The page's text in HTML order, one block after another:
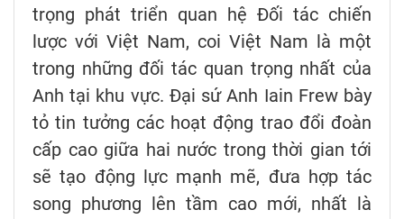
trọng phát triển quan hệ Đối tác chiến
lược với Việt Nam, coi Việt Nam là một
trong những đối tác quan trọng nhất của
Anh tại khu vực. Đại sứ Anh Iain Frew bày
tỏ tin tưởng các hoạt động trao đổi đoàn
cấp cao giữa hai nước trong thời gian tới
sẽ tạo động lực mạnh mẽ, đưa hợp tác
song phương lên tầm cao mới, nhất là